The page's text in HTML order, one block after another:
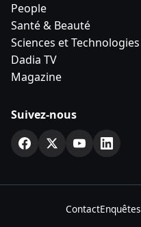
People
Santé & Beauté
Sciences et Technologies
Dadia TV
Magazine
Suivez-nous
ContactEnquêtes